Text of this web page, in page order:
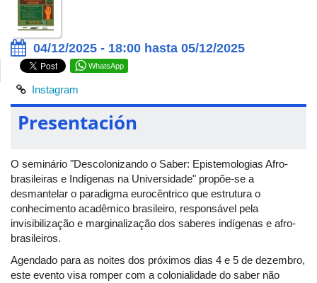
04/12/2025 - 18:00 hasta 05/12/2025
WhatsApp
Instagram
Presentación
O seminário "Descolonizando o Saber: Epistemologias Afro-
brasileiras e Indígenas na Universidade" propõe-se a
desmantelar o paradigma eurocêntrico que estrutura o
conhecimento acadêmico brasileiro, responsável pela
invisibilização e marginalização dos saberes indígenas e afro-
brasileiros.
Agendado para as noites dos próximos dias 4 e 5 de dezembro,
este evento visa romper com a colonialidade do saber não